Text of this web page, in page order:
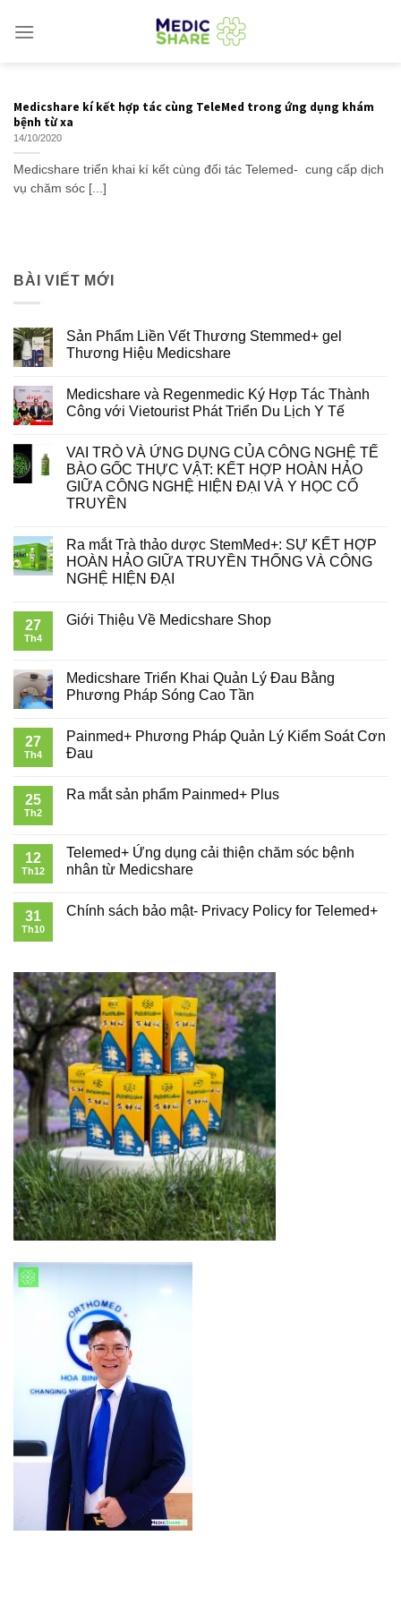
Medicshare kí kết hợp tác cùng TeleMed trong ứng dụng khám
bệnh từ xa
14/10/2020
Medicshare triển khai kí kết cùng đối tác Telemed- cung cấp dịch
vụ chăm sóc [...]
BÀI VIẾT MỚI
Sản Phẩm Liền Vết Thương Stemmed+ gel
Thương Hiệu Medicshare
Medicshare và Regenmedic Ký Hợp Tác Thành
Công với Vietourist Phát Triển Du Lịch Y Tế
VAI TRÒ VÀ ỨNG DỤNG CỦA CÔNG NGHỆ TẾ
BÀO GỐC THỰC VẬT: KẾT HỢP HOÀN HẢO
GIỮA CÔNG NGHỆ HIỆN ĐẠI VÀ Y HỌC CỔ
TRUYỀN
Ra mắt Trà thảo dược StemMed+: SỰ KẾT HỢP
HOÀN HẢO GIỮA TRUYỀN THỐNG VÀ CÔNG
NGHỆ HIỆN ĐẠI
27
Th4
Giới Thiệu Về Medicshare Shop
Medicshare Triển Khai Quản Lý Đau Bằng
Phương Pháp Sóng Cao Tần
27
Th4
Painmed+ Phương Pháp Quản Lý Kiểm Soát Cơn
Đau
25
Th2
Ra mắt sản phẩm Painmed+ Plus
12
Th12
Telemed+ Ứng dụng cải thiện chăm sóc bệnh
nhân từ Medicshare
31
Th10
Chính sách bảo mật- Privacy Policy for Telemed+